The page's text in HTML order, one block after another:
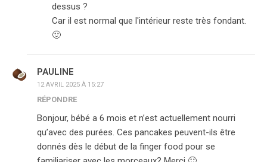
dessus ?
Car il est normal que l'intérieur reste très fondant.
🙂
PAULINE
12 AVRIL 2025 À 15:27
RÉPONDRE
Bonjour, bébé a 6 mois et n’est actuellement nourri
qu’avec des purées. Ces pancakes peuvent-ils être
donnés dès le début de la finger food pour se